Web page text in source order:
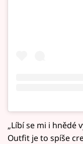
„Líbí se mi i hnědé
Outfit je to spíše